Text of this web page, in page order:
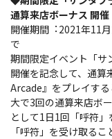
通算来店ボーナス 開催
開催期間︓2021年11
で
期間限定イベント「サ
開催を記念して、通算
Arcade』をプレイす
大で3回の通算来店ボ
として1日1回「呼符
「呼符」を受け取るこ